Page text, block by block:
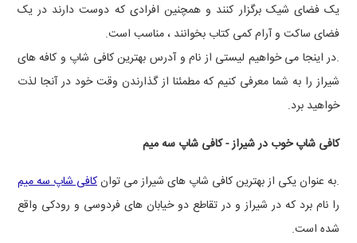
یک فضای شیک برگزار کنند و همچنین افرادی که دوست دارند در یک
فضای ساکت و آرام کمی کتاب بخوانند ، مناسب است.
.در اینجا می خواهیم لیستی از نام و آدرس بهترین کافی شاپ و کافه های
شیراز را به شما معرفی کنیم که مطمئنا از گذارندن وقت خود در آنجا لذت
خواهید برد.
کافی شاپ خوب در شیراز - کافی شاپ سه میم
.به عنوان یکی از بهترین کافی شاپ های شیراز می توانکافی شاپ سه میم
را نام برد که در شیراز و در تقاطع دو خیابان های فردوسی و رودکی واقع
شده است.